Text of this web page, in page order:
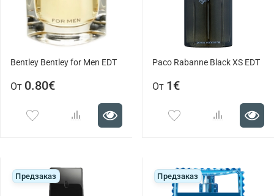
Bentley Bentley for Men EDT
От 0.80€
Paco Rabanne Black XS EDT
От 1€
Предзаказ Предзаказ